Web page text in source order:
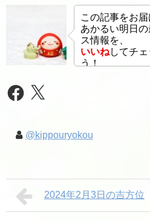
この記事をお届
あかるい明日
ス情報を、
いいねしてチ
う！
Facebook
X
@kippouryokou
2024年2月3日の吉方位